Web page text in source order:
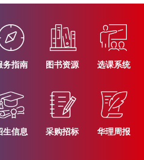
务指南 图书资源 选课系统
生信息 采购招标 华理周报